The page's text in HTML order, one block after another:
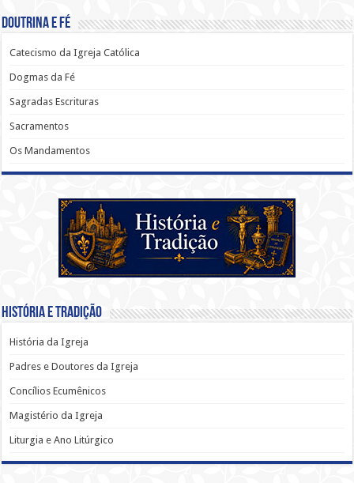
Doutrina e Fé
Catecismo da Igreja Católica
Dogmas da Fé
Sagradas Escrituras
Sacramentos
Os Mandamentos
História e Tradição
História da Igreja
Padres e Doutores da Igreja
Concílios Ecumênicos
Magistério da Igreja
Liturgia e Ano Litúrgico